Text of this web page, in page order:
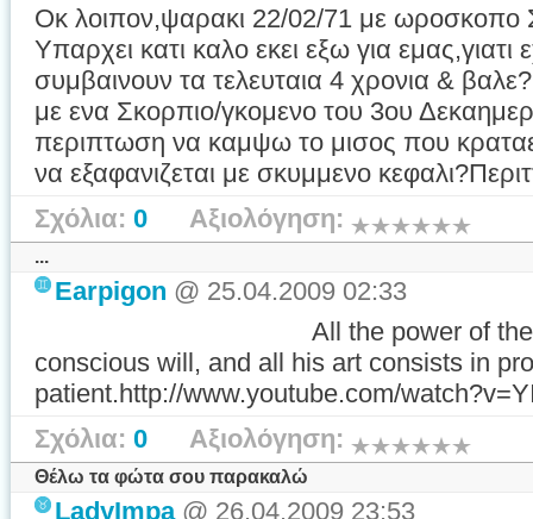
Οκ λοιπον,ψαρακι 22/02/71 με ωροσκοπο
Υπαρχει κατι καλο εκει εξω για
συμβαινουν τα τελευταια 4 χρονια &
με ενα Σκορπιο/γκομενο του 3ου
περιπτωση να καμψω το μισος που
να εξαφανιζεται με σκυμμενο
Σχόλια: 0 Αξιολόγηση:
...
Earpigon @ 25.04.2009 02:33
All the power of the occult
conscious will, and all his art consists in
patient.http://www.youtube.com/
Σχόλια: 0 Αξιολόγηση:
Θέλω τα φώτα σου παρακαλώ
LadyImpa@ 26.04.2009 23:53